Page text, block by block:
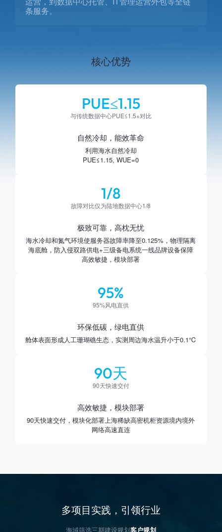
条服务。
核心优势
PUE≤1.15
与传统数据中心PUE≤1.5+对比
自然冷却，能效革命
利用海水自然冷却
PUE≤1.15, WUE=0
1/8
故障对比仅为陆地数据中心1/8
极致可靠，高枕无忧
海水冷却和氮气环境使服务器故障率降至0.125%，物理隔离
海底舱，防入侵双路供电+三级备电系统一线品牌设备保障
高效敏捷，模块部署
95%
95%风电直供
环保低碳，绿电直供
舱体表面形成人工珊瑚礁生态，实测周边海水温升小于0.1℃
90天
90天快速交付
高效敏捷，模块部署
90天快速交付，模块化部署上海稀缺高密机柜资源境内境外
网络高速直连
多项目实践，引领行业
海域筛选三期建设规划客户规划